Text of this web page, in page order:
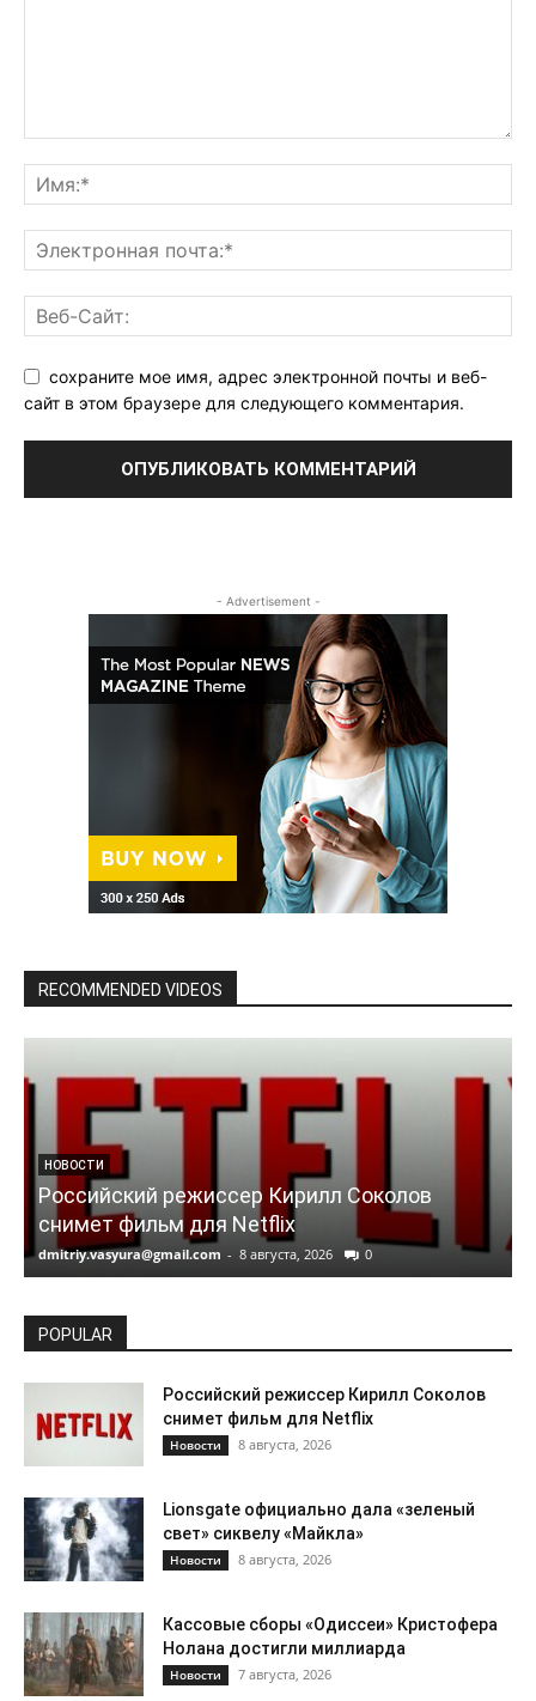
сохраните мое имя, адрес электронной почты и веб-
сайт в этом браузере для следующего комментария.
- Advertisement -
RECOMMENDED VIDEOS
НОВОСТИ
Российский режиссер Кирилл Соколов
снимет фильм для Netflix
dmitriy.vasyura@gmail.com - 8 августа, 2026 0
POPULAR
Российский режиссер Кирилл Соколов
снимет фильм для Netflix
Новости 8 августа, 2026
Lionsgate официально дала «зеленый
свет» сиквелу «Майкла»
Новости 8 августа, 2026
Кассовые сборы «Одиссеи» Кристофера
Нолана достигли миллиарда
Новости 7 августа, 2026